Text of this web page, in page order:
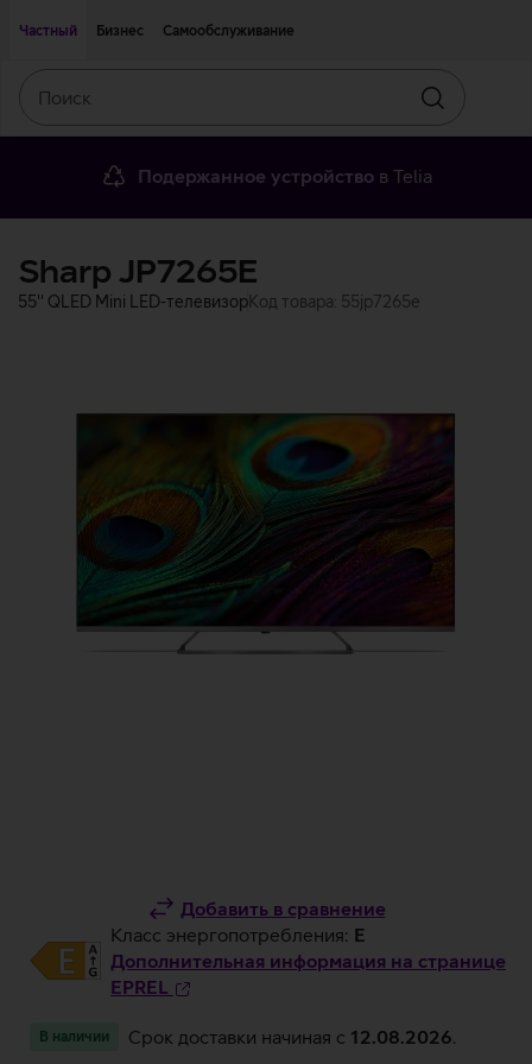
Частный
Бизнес Самообслуживание
Искать
Подержанное устройство в Telia
Sharp JP7265E
55'' QLED Mini LED-телевизорКод товара: 55jp7265e
Добавить в сравнение
Класс энергопотребления: E
Дополнительная информация на странице
EPREL
В наличии Срок доставки начиная c 12.08.2026